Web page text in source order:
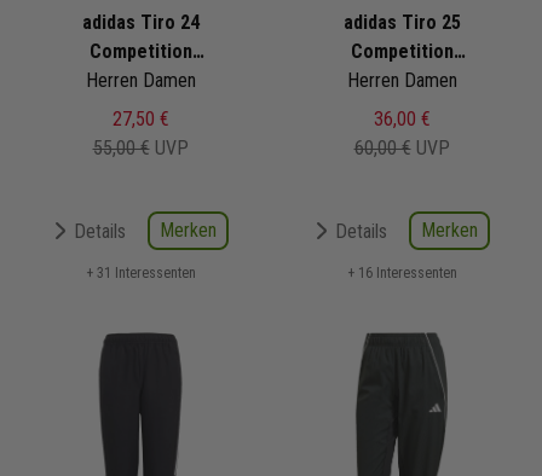
adidas Tiro 24
Competition
Präsentationshose
Herren Damen
27,50 €
55,00 € UVP
Details Merken
+ 31 Interessenten
adidas Tiro 25
Competition
Präsentationshose
Herren Damen
36,00 €
60,00 € UVP
Details Merken
+ 16 Interessenten